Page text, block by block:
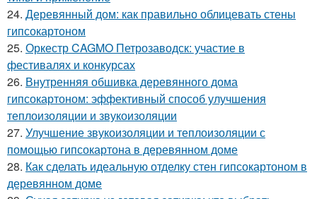
24. Деревянный дом: как правильно облицевать стены
гипсокартоном
25. Оркестр CAGMO Петрозаводск: участие в
фестивалях и конкурсах
26. Внутренняя обшивка деревянного дома
гипсокартоном: эффективный способ улучшения
теплоизоляции и звукоизоляции
27. Улучшение звукоизоляции и теплоизоляции с
помощью гипсокартона в деревянном доме
28. Как сделать идеальную отделку стен гипсокартоном в
деревянном доме